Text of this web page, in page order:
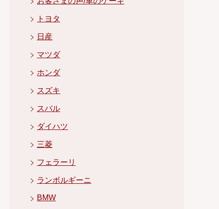
トヨタ
日産
マツダ
ホンダ
スズキ
スバル
ダイハツ
三菱
フェラーリ
ランボルギーニ
BMW